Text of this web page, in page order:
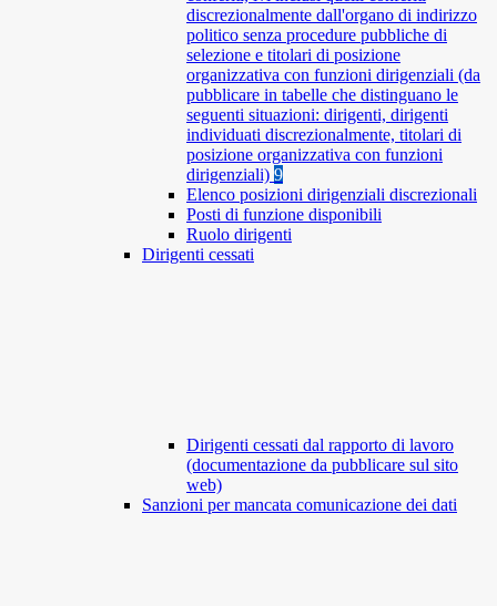
discrezionalmente dall'organo di indirizzo
politico senza procedure pubbliche di
selezione e titolari di posizione
organizzativa con funzioni dirigenziali (da
pubblicare in tabelle che distinguano le
seguenti situazioni: dirigenti, dirigenti
individuati discrezionalmente, titolari di
posizione organizzativa con funzioni
dirigenziali) 9
Elenco posizioni dirigenziali discrezionali
Posti di funzione disponibili
Ruolo dirigenti
Dirigenti cessati
Dirigenti cessati dal rapporto di lavoro
(documentazione da pubblicare sul sito
web)
Sanzioni per mancata comunicazione dei dati